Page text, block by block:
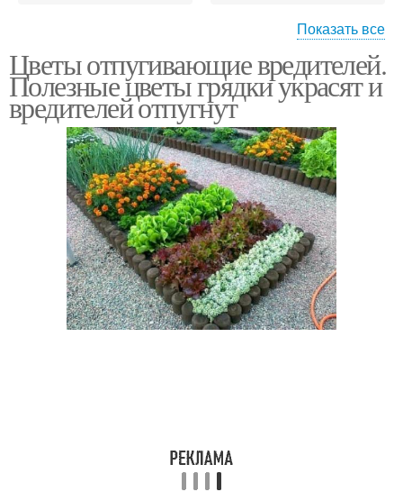
Вредители от яблони Борьба с вредителями
Вредители в почве
Бархатцы против
вредителей
Показать все
Цветы отпугивающие вредителей.
Полезные цветы грядки украсят и
вредителей отпугнут